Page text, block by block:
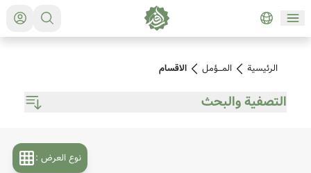
الرئيسية المـــؤمل الاقسام
التصفية والبحث
نوع العرض: